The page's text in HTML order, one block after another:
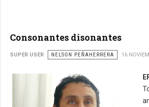
Consonantes disonantes
SUPER USER NELSON PEÑAHERRERA 16